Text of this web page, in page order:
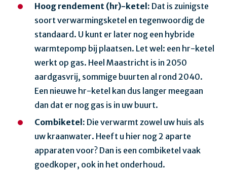
Hoog rendement (hr)-ketel: Dat is zuinigste
soort verwarmingsketel en tegenwoordig de
standaard. U kunt er later nog een hybride
warmtepomp bij plaatsen. Let wel: een hr-ketel
werkt op gas. Heel Maastricht is in 2050
aardgasvrij, sommige buurten al rond 2040.
Een nieuwe hr-ketel kan dus langer meegaan
dan dat er nog gas is in uw buurt.
Combiketel: Die verwarmt zowel uw huis als
uw kraanwater. Heeft u hier nog 2 aparte
apparaten voor? Dan is een combiketel vaak
goedkoper, ook in het onderhoud.